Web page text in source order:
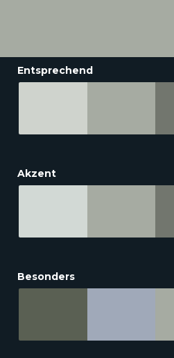
Entsprechend
Akzent
Besonders